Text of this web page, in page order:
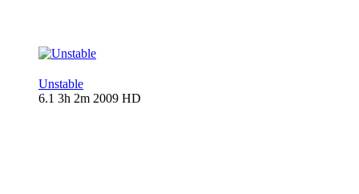
Unstable
6.1 3h 2m 2009 HD